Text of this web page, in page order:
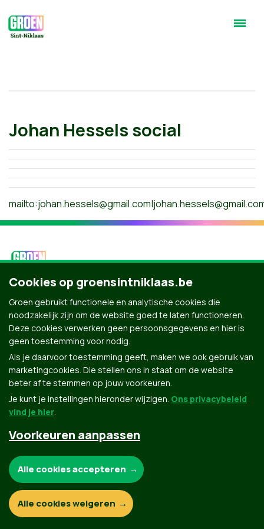
Johan Hessels social
mailto:johan.hessels@gmail.com|
Groen.be
© Copyright Groen 2026 | Gemaakt metNationBuilder| Gebouwd door
Contact Privacybeleid
Cookies op groensintniklaas.be
Groen gebruikt functionele en analytische cookies die
noodzakelijk zijn om de website goed te laten functioneren.
Deze cookies verwerken geen persoonsgegevens en hier is
geen toestemming voor nodig.
Als je daarvoor toestemming geeft, maken we ook gebruik van
marketingcookies. Die stellen ons in staat om de website
beter af te stemmen op jouw voorkeuren.
Je kunt je instellingen hieronder wijzigen. Ons privacybeleid
vind je hier.
Voorkeuren aanpassen
Functionele en analytische cookies:
Alle cookies accepteren
Alle cookies weigeren